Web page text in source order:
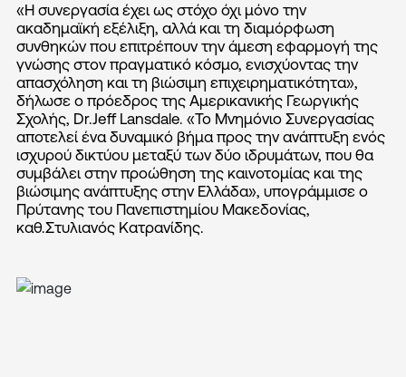
«Η συνεργασία έχει ως στόχο όχι μόνο την
ακαδημαϊκή εξέλιξη, αλλά και τη διαμόρφωση
συνθηκών που επιτρέπουν την άμεση εφαρμογή της
γνώσης στον πραγματικό κόσμο, ενισχύοντας την
απασχόληση και τη βιώσιμη επιχειρηματικότητα»,
δήλωσε ο πρόεδρος της Αμερικανικής Γεωργικής
Σχολής, Dr.Jeff Lansdale. «Το Μνημόνιο Συνεργασίας
αποτελεί ένα δυναμικό βήμα προς την ανάπτυξη ενός
ισχυρού δικτύου μεταξύ των δύο ιδρυμάτων, που θα
συμβάλει στην προώθηση της καινοτομίας και της
βιώσιμης ανάπτυξης στην Ελλάδα», υπογράμμισε ο
Πρύτανης του Πανεπιστημίου Μακεδονίας,
καθ.Στυλιανός Κατρανίδης.